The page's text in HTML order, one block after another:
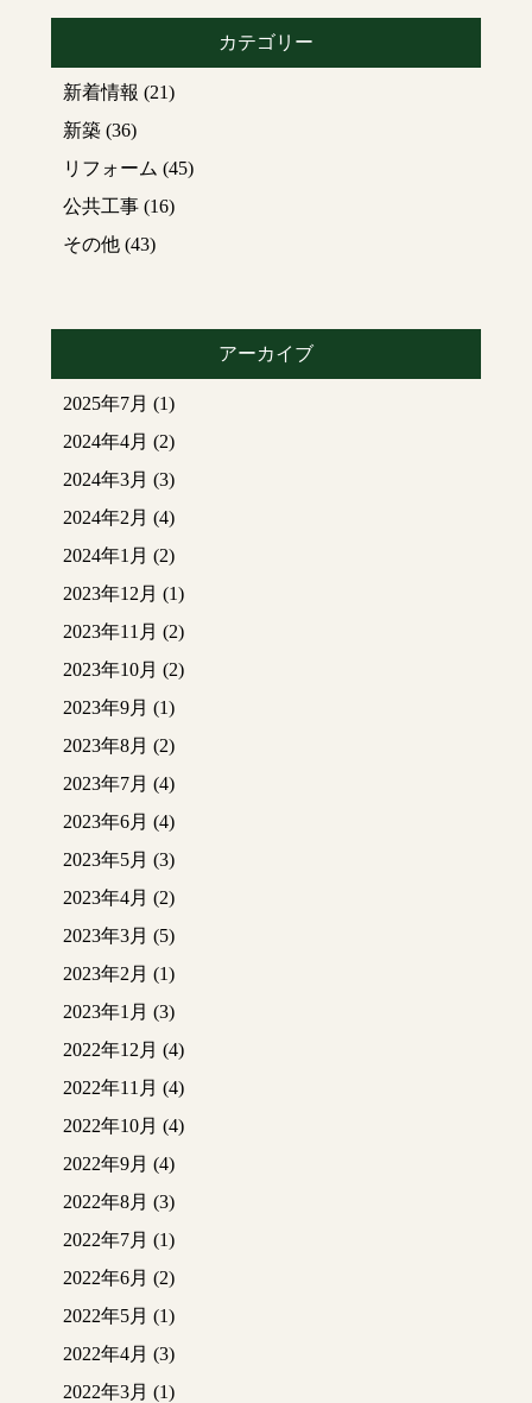
体の間には、構造上ど
うしても隙間ができて
しまいます。中に汚れ
はいかがでしょうか♪
今は100均にもIHお手入
できるだけ付かないよ
うにしたいところです
が…
※イメージ図
チンはどんな風になっ
ていますか？
取れない黄ばみが付い
系漂白剤を使ってみて
ータオルを置いて吹き
付けて上からラップし
します。
最後に水拭き・カラ拭
きで仕上げてくださ
こちらはクリナップ
んからのご紹介！
取扱い説明・お手入れ
動画のＱＲコード
ーーー・ーーー・ーー
スマートフォンのカメ
ラ機能で簡単に読み込
※人工大理石の他に
セラミックや
ンレスなどのお手入れ
方法があるので参考に
してみてはいかがでし
ょうか！！
にしてはいかがでしょ
うか♪
カテゴリー
新着情報 (21)
新築(36)
リフォーム (45)
公共工事(16)
その他(43)
アーカイブ
2025年7月 (1)
2024年4月 (2)
2024年3月 (3)
2024年2月 (4)
2024年1月 (2)
2023年12月 (1)
2023年11月 (2)
2023年10月 (2)
2023年9月 (1)
2023年8月 (2)
2023年7月 (4)
2023年6月 (4)
2023年5月 (3)
2023年4月 (2)
2023年3月 (5)
2023年2月 (1)
2023年1月 (3)
2022年12月 (4)
2022年11月 (4)
2022年10月 (4)
2022年9月 (4)
2022年8月 (3)
2022年7月 (1)
2022年6月 (2)
2022年5月 (1)
2022年4月 (3)
2022年3月 (1)